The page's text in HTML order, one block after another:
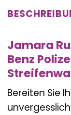
Jamara
Benz
Bereiten Sie